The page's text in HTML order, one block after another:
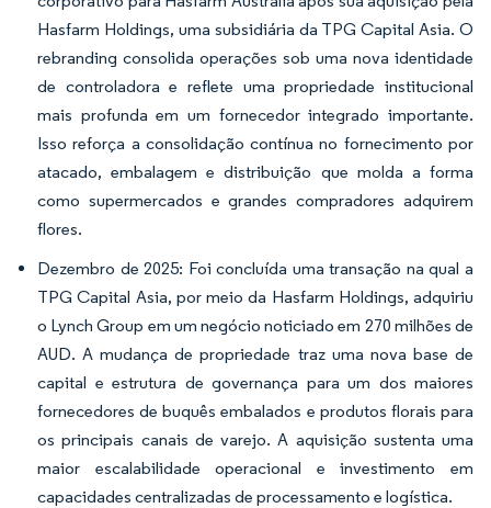
Hasfarm Holdings, uma subsidiária da TPG Capital Asia. O
rebranding consolida operações sob uma nova identidade
de controladora e reflete uma propriedade institucional
mais profunda em um fornecedor integrado importante.
Isso reforça a consolidação contínua no fornecimento por
atacado, embalagem e distribuição que molda a forma
como supermercados e grandes compradores adquirem
flores.
Dezembro de 2025: Foi concluída uma transação na qual a
TPG Capital Asia, por meio da Hasfarm Holdings, adquiriu
o Lynch Group em um negócio noticiado em 270 milhões de
AUD. A mudança de propriedade traz uma nova base de
capital e estrutura de governança para um dos maiores
fornecedores de buquês embalados e produtos florais para
os principais canais de varejo. A aquisição sustenta uma
maior escalabilidade operacional e investimento em
capacidades centralizadas de processamento e logística.